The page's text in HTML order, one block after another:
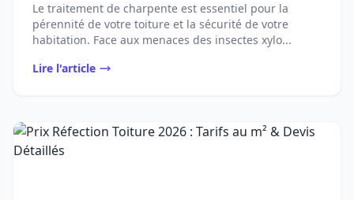
Le traitement de charpente est essentiel pour la
pérennité de votre toiture et la sécurité de votre
habitation. Face aux menaces des insectes xylo...
Lire l'article